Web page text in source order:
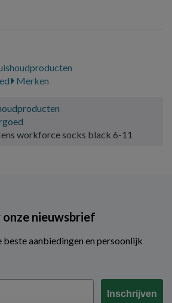
Merken
workforce socks black 6-11
nieuwsbrief
beste aanbiedingen en persoonlijk
Inschrijven